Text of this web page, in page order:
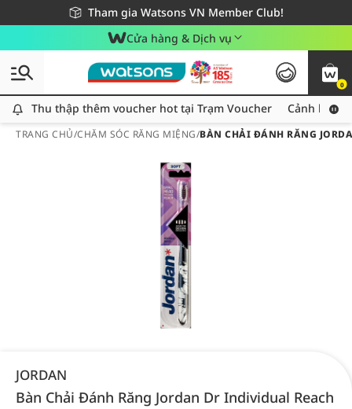
Tham gia Watsons VN Member Club!
Miễn phí giao hàng cho đơn hàng từ 249,000Đ
Giao hàng nhanh 24h - Áp dụng khu vực TP. Hồ Chí Minh
Cửa hàng & Dịch vụ
0
Thu thập thêm voucher hot tại Trạm Voucher
Thu thập thêm voucher hot tại Trạm Voucher Cảnh báo
TRANG CHỦ/CHĂM SÓC RĂNG MIỆNG/BÀN CHẢI ĐÁNH RĂNG
JORDAN
Bàn Chải Đánh Răng Jordan Dr Individual Reach